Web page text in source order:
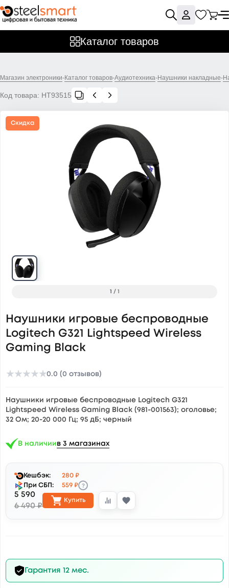
Каталог товаров
Магазин электроники-Каталог товаров-Аудиотехника-Наушники накладные-
Код товара: НТ93515
Скидка
1 / 1
Наушники игровые беспроводные
Logitech G321 Lightspeed Wireless
Gaming Black
★★★★★0.0 (0 отзывов)
Наушники игровые беспроводные Logitech G321
Lightspeed Wireless Gaming Black (981-001563); оголовье;
32 Ом; 20-20 000 Гц; 95 дБ; черный
В наличиив 3 магазинах
Кешбэк:
280 ₽
При СБП:
559 ₽ ?
5 590
6 490 ₽
Купить
Гарантия 12 мес.